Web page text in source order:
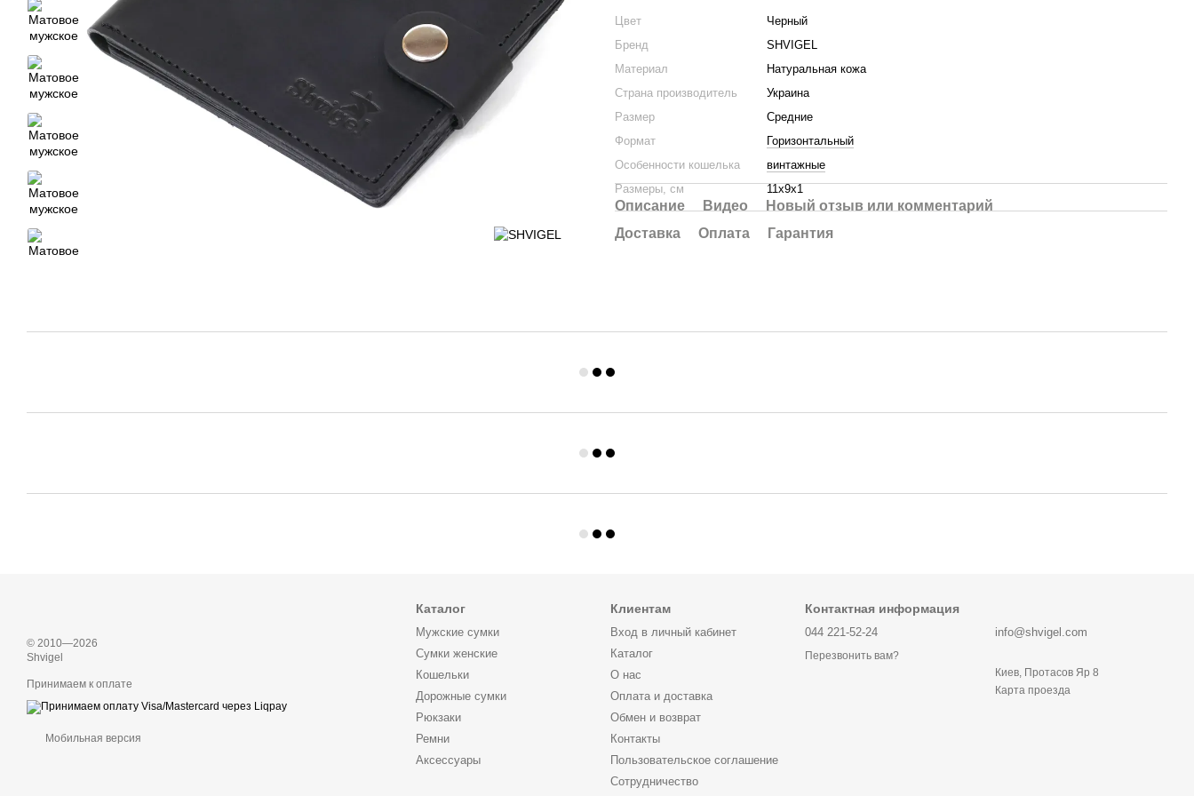
Цвет
Черный
Бренд
SHVIGEL
Материал
Натуральная кожа
Страна производитель
Украина
Размер
Средние
Формат
Горизонтальный
Особенности кошелька
винтажные
Размеры, см
11х9х1
Описание Видео
Новый отзыв или комментарий
Доставка
Оплата Гарантия
© 2010—2026
Shvigel
Принимаем к оплате
Мобильная версия
Каталог
Мужские сумки
Сумки женские
Кошельки
Дорожные сумки
Рюкзаки
Ремни
Аксессуары
Клиентам
Вход в личный кабинет
Каталог
О нас
Оплата и доставка
Обмен и возврат
Контакты
Пользовательское соглашение
Сотрудничество
Контактная информация
044 221-52-24
Перезвонить вам?
info@shvigel.com
Киев, Протасов Яр 8
Карта проезда